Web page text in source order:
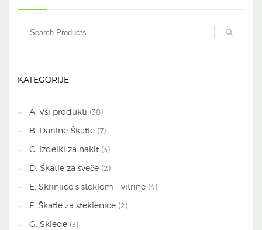
KATEGORIJE
A. Vsi produkti (38)
B. Darilne Škatle (7)
C. Izdelki za nakit (3)
D. Škatle za sveče (2)
E. Skrinjice s steklom - vitrine (4)
F. Škatle za steklenice (2)
G. Sklede (3)